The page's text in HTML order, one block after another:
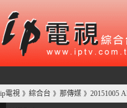
ip電視 》 綜合台 》 那傳媒 》 20151005